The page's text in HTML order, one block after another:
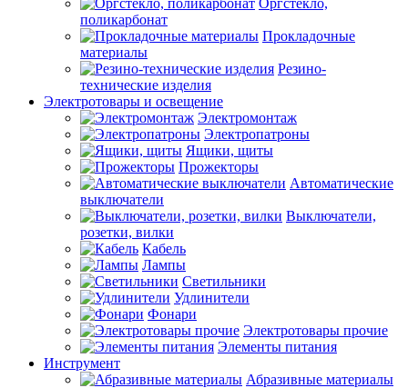
Оргстекло,
поликарбонат
Прокладочные
материалы
Резино-
технические изделия
Электротовары и освещение
Электромонтаж
Электропатроны
Ящики, щиты
Прожекторы
Автоматические
выключатели
Выключатели,
розетки, вилки
Кабель
Лампы
Светильники
Удлинители
Фонари
Электротовары прочие
Элементы питания
Инструмент
Абразивные материалы